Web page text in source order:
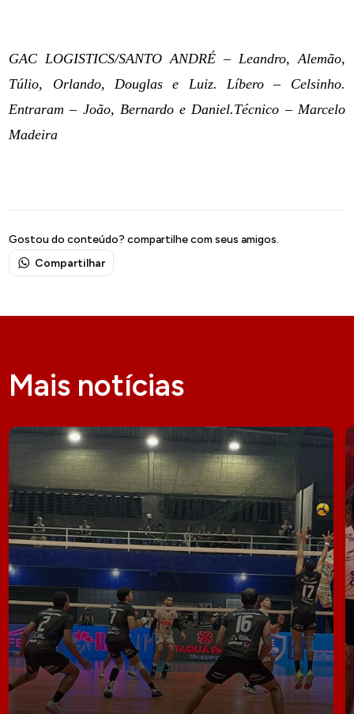
GAC LOGISTICS/SANTO ANDRÉ – Leandro, Alemão,
Túlio, Orlando, Douglas e Luiz. Líbero – Celsinho.
Entraram – João, Bernardo e Daniel.Técnico – Marcelo
Madeira
Gostou do conteúdo? compartilhe com seus amigos.
Compartilhar
Mais notícias